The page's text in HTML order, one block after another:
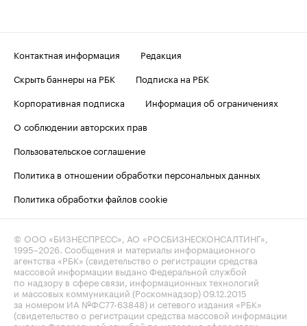
Контактная информация
Редакция
Скрыть баннеры на РБК
Подписка на РБК
Корпоративная подписка
Информация об ограничениях
О соблюдении авторских прав
Пользовательское соглашение
Политика в отношении обработки персональных данных
Политика обработки файлов cookie
© ООО «БИЗНЕСПРЕСС», АО «РОСБИЗНЕСКОНСАЛТИНГ»,
1995–2026 . Сообщения и материалы информационного
агентства «РБК» (свидетельство о регистрации средства
массовой информации выдано Федеральной службой
по надзору в сфере связи, информационных технологий
и массовых коммуникаций (Роскомнадзор) 09.12.2015
за номером ИА №ФС77-63848) и сетевого издания «РБК»
(свидетельство о регистрации средства массовой информации